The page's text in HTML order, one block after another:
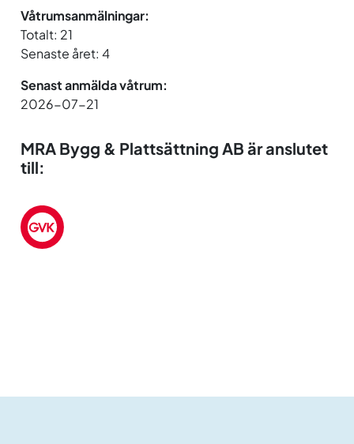
Våtrumsanmälningar:
Totalt: 21
Senaste året: 4
Senast anmälda våtrum:
2026-07-21
MRA Bygg & Plattsättning AB är anslutet
till: